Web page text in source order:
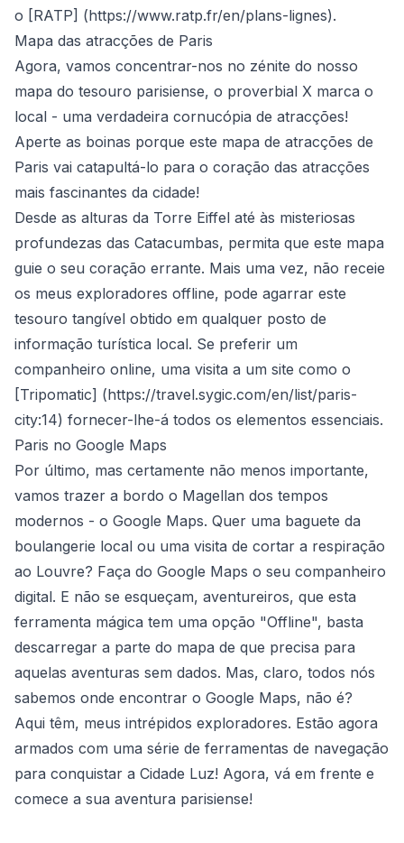
o [RATP] (https://www.ratp.fr/en/plans-lignes).
Mapa das atracções de Paris
Agora, vamos concentrar-nos no zénite do nosso
mapa do tesouro parisiense, o proverbial X marca o
local - uma verdadeira cornucópia de atracções!
Aperte as boinas porque este mapa de atracções de
Paris vai catapultá-lo para o coração das atracções
mais fascinantes da cidade!
Desde as alturas da Torre Eiffel até às misteriosas
profundezas das Catacumbas, permita que este mapa
guie o seu coração errante. Mais uma vez, não receie
os meus exploradores offline, pode agarrar este
tesouro tangível obtido em qualquer posto de
informação turística local. Se preferir um
companheiro online, uma visita a um site como o
[Tripomatic] (https://travel.sygic.com/en/list/paris-
city:14) fornecer-lhe-á todos os elementos essenciais.
Paris no Google Maps
Por último, mas certamente não menos importante,
vamos trazer a bordo o Magellan dos tempos
modernos - o Google Maps. Quer uma baguete da
boulangerie local ou uma visita de cortar a respiração
ao Louvre? Faça do Google Maps o seu companheiro
digital. E não se esqueçam, aventureiros, que esta
ferramenta mágica tem uma opção "Offline", basta
descarregar a parte do mapa de que precisa para
aquelas aventuras sem dados. Mas, claro, todos nós
sabemos onde encontrar o Google Maps, não é?
Aqui têm, meus intrépidos exploradores. Estão agora
armados com uma série de ferramentas de navegação
para conquistar a Cidade Luz! Agora, vá em frente e
comece a sua aventura parisiense!